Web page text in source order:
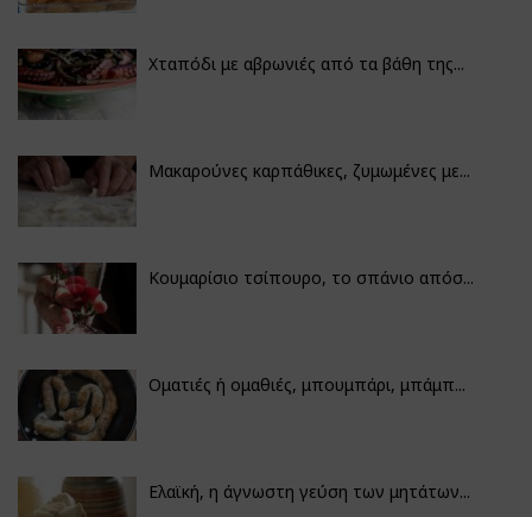
Χταπόδι με αβρωνιές από τα βάθη της...
Μακαρούνες καρπάθικες, ζυμωμένες με...
Κουμαρίσιο τσίπουρο, το σπάνιο απόσ...
Οματιές ή ομαθιές, μπουμπάρι, μπάμπ...
Ελαϊκή, η άγνωστη γεύση των μητάτων...